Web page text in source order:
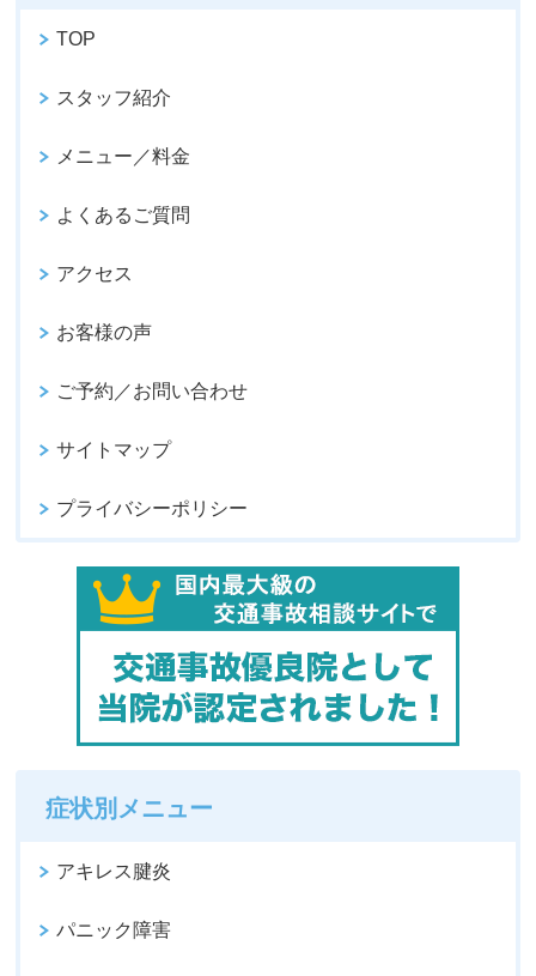
TOP
スタッフ紹介
メニュー／料金
よくあるご質問
アクセス
お客様の声
ご予約／お問い合わせ
サイトマップ
プライバシーポリシー
症状別メニュー
アキレス腱炎
パニック障害